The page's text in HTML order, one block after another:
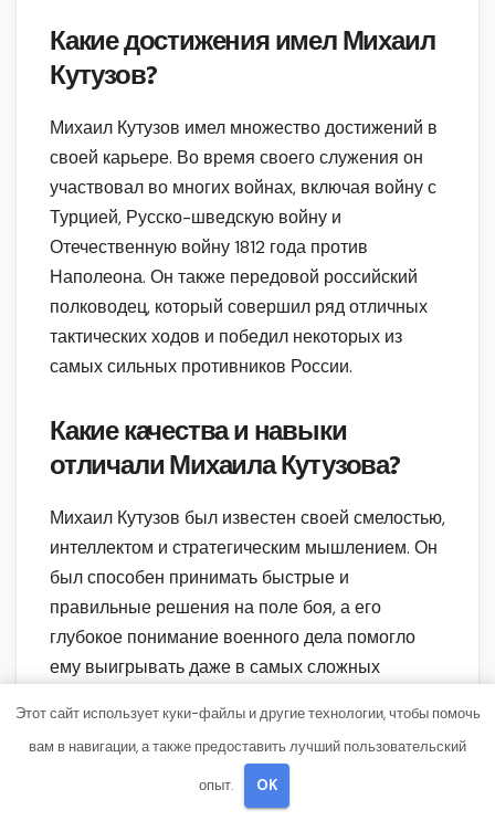
Какие достижения имел Михаил
Кутузов?
Михаил Кутузов имел множество достижений в
своей карьере. Во время своего служения он
участвовал во многих войнах, включая войну с
Турцией, Русско-шведскую войну и
Отечественную войну 1812 года против
Наполеона. Он также передовой российский
полководец, который совершил ряд отличных
тактических ходов и победил некоторых из
самых сильных противников России.
Какие качества и навыки
отличали Михаила Кутузова?
Михаил Кутузов был известен своей смелостью,
интеллектом и стратегическим мышлением. Он
был способен принимать быстрые и
правильные решения на поле боя, а его
глубокое понимание военного дела помогло
ему выигрывать даже в самых сложных
характеризован как лидер, который мог
мотивировать своих солдат и вести их к
Этот сайт использует куки-файлы и другие технологии, чтобы помочь
вам в навигации, а также предоставить лучший пользовательский
опыт. OK